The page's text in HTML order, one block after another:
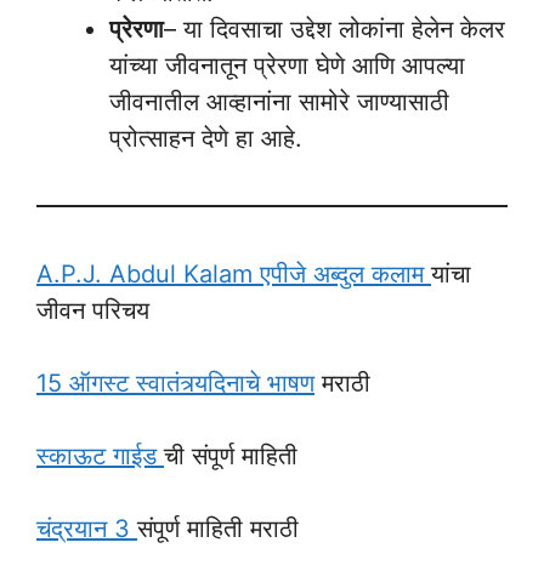
प्रेरणा– या दिवसाचा उद्देश लोकांना हेलेन केलर
यांच्या जीवनातून प्रेरणा घेणे आणि आपल्या
जीवनातील आव्हानांना सामोरे जाण्यासाठी
प्रोत्साहन देणे हा आहे.
A.P.J. Abdul Kalam एपीजे अब्दुल कलामयांचा
जीवन परिचय
15 ऑगस्ट स्वातंत्र्यदिनाचे भाषणमराठी
स्काऊट गाईडची संपूर्ण माहिती
चंद्रयान 3संपूर्ण माहिती मराठी